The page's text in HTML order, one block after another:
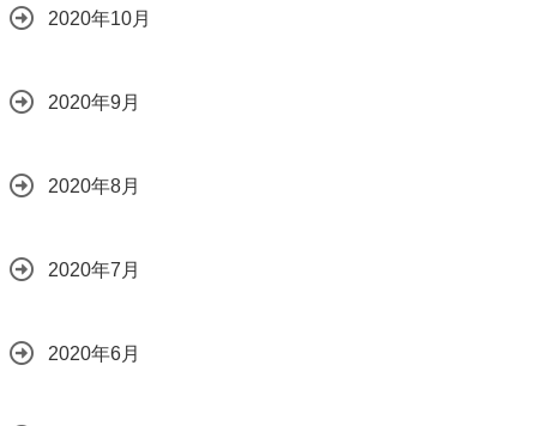
2020年10月
2020年9月
2020年8月
2020年7月
2020年6月